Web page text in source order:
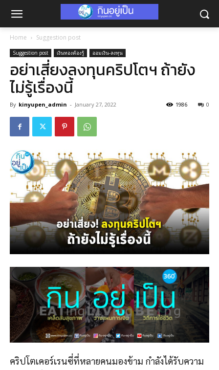
Home Suggestion post
Suggestion post เงินทองต้องรู้ ออมเงิน-ลงทุน
อย่าเสี่ยงลงทุนคริปโตฯ ถ้ายัง
ไม่รู้เรื่องนี้
By kinyupen_admin - January 27, 2022 0
1986
คริปโตเคอร์เรนซี่ที่หลายคนมองข้าม กำลังได้รับความ